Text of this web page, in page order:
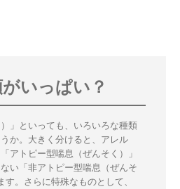
いっぱい？
」といっても、いろいろな種類
か。大きく分けると、アレル
アトピー型喘息（ぜんそく）」
い「非アトピー型喘息（ぜんそ
す。さらに特殊なものとして、